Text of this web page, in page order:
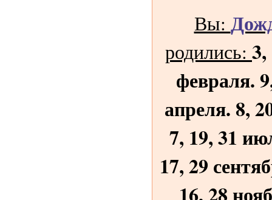
Вы:
родились:
февраля.
апреля. 8,
7, 19, 31
17, 29
16, 28